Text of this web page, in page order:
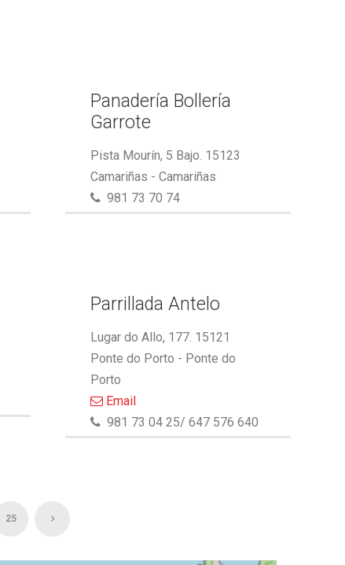
Panadería Bollería
Garrote
Pista Mourín, 5 Bajo. 15123
Camariñas - Camariñas
981 73 70 74
Parrillada Antelo
Lugar do Allo, 177. 15121
Ponte do Porto - Ponte do
Porto
Email
981 73 04 25/ 647 576 640
25